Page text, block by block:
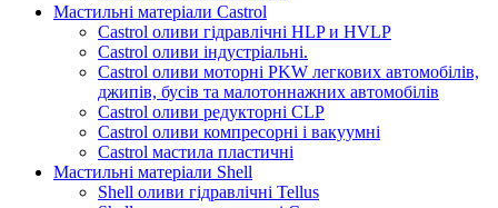
Мастильні матеріали Castrol
Castrol оливи гідравлічні HLP и HVLP
Castrol оливи індустріальні.
Castrol оливи моторні PKW легкових автомобілів,
джипів, бусів та малотоннажних автомобілів
Castrol оливи редукторні CLP
Castrol оливи компресорні і вакуумні
Castrol мастила пластичні
Мастильні матеріали Shell
Shell оливи гідравлічні Tellus